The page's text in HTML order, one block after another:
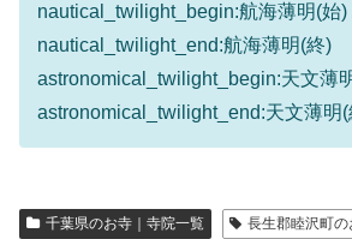
nautical_twilight_begin:航海薄明(始)
nautical_twilight_end:航海薄明(終)
astronomical_twilight_begin:天文薄
astronomical_twilight_end:天文薄明(
千葉県のお寺｜寺院一覧 長生郡睦沢町